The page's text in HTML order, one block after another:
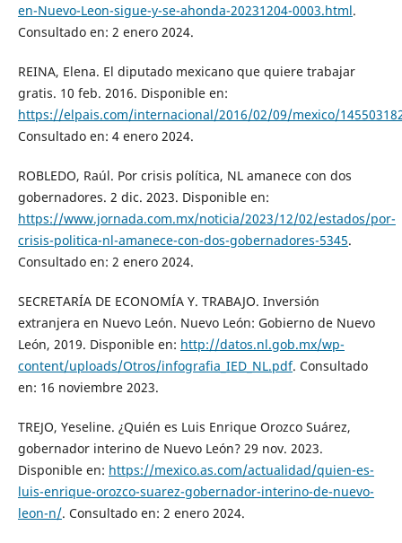
en-Nuevo-Leon-sigue-y-se-ahonda-20231204-0003.html.
Consultado en: 2 enero 2024.
REINA, Elena. El diputado mexicano que quiere trabajar
gratis. 10 feb. 2016. Disponible en:
https://elpais.com/internacional/2016/02/09/mexico/
Consultado en: 4 enero 2024.
ROBLEDO, Raúl. Por crisis política, NL amanece con dos
gobernadores. 2 dic. 2023. Disponible en:
https://www.jornada.com.mx/noticia/2023/12/02/estados/por-
crisis-politica-nl-amanece-con-dos-gobernadores-5345.
Consultado en: 2 enero 2024.
SECRETARÍA DE ECONOMÍA Y. TRABAJO. Inversión
extranjera en Nuevo León. Nuevo León: Gobierno de Nuevo
León, 2019. Disponible en: http://datos.nl.gob.mx/wp-
content/uploads/Otros/infografia_IED_NL.pdf. Consultado
en: 16 noviembre 2023.
TREJO, Yeseline. ¿Quién es Luis Enrique Orozco Suárez,
gobernador interino de Nuevo León? 29 nov. 2023.
Disponible en: https://mexico.as.com/actualidad/quien-es-
luis-enrique-orozco-suarez-gobernador-interino-de-nuevo-
leon-n/. Consultado en: 2 enero 2024.